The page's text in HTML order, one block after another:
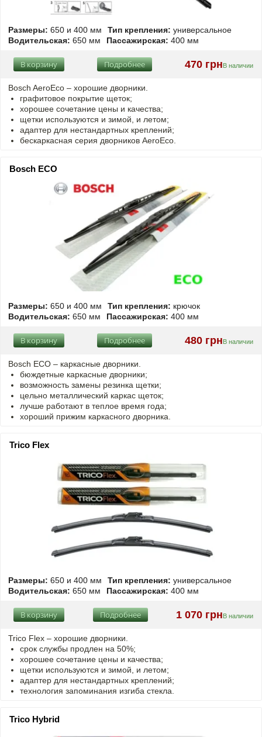
Размеры: 650 и 400 мм Тип крепления: универсальное
Водительская: 650 мм Пассажирская: 400 мм
470 грнВ наличии
Подробнее
В корзину
Bosch AeroEco – хорошие дворники.
графитовое покрытие щеток;
хорошее сочетание цены и качества;
щетки используются и зимой, и летом;
адаптер для нестандартных креплений;
бескаркасная серия дворников AeroEco.
Bosch ECO
Размеры: 650 и 400 мм Тип крепления: крючок
Водительская: 650 мм Пассажирская: 400 мм
480 грн В наличии
Подробнее
В корзину
Bosch ECO – каркасные дворники.
бюждетные каркасные дворники;
возможность замены резинка щетки;
цельно металлический каркас щеток;
лучше работают в теплое время года;
хороший прижим каркасного дворника.
Trico Flex
Размеры: 650 и 400 мм Тип крепления: универсальное
Водительская: 650 мм Пассажирская: 400 мм
1 070 грн В наличии
Подробнее
В корзину
Trico Flex – хорошие дворники.
срок службы продлен на 50%;
хорошее сочетание цены и качества;
щетки используются и зимой, и летом;
адаптер для нестандартных креплений;
технология запоминания изгиба стекла.
Trico Hybrid